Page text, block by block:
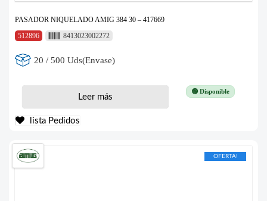
PASADOR NIQUELADO AMIG 384 30 – 417669
512896
8413023002272
20 / 500 Uds(Envase)
🟢 Disponible
Leer más
lista Pedidos
OFERTA!